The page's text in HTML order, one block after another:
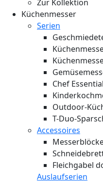
Zur Kollektion
Küchenmesser
Serien
Chef
Outdoor-
T-Duo-
Accessoires
Fleichgabel
Auslaufserien